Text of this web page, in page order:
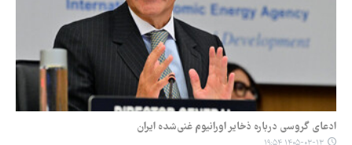
ادعای گروسی درباره ذخایر اورانیوم غنی‌شده ایران